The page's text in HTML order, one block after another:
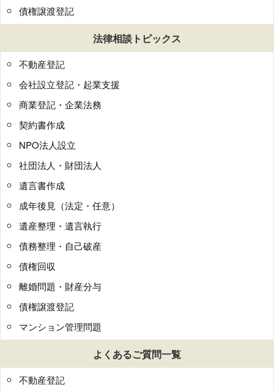
債権譲渡登記
法律相談トピックス
不動産登記
会社設立登記・起業支援
商業登記・企業法務
契約書作成
NPO法人設立
社団法人・財団法人
遺言書作成
成年後見（法定・任意）
遺産整理・遺言執行
債務整理・自己破産
債権回収
離婚問題・財産分与
債権譲渡登記
マンション管理問題
よくあるご質問一覧
不動産登記